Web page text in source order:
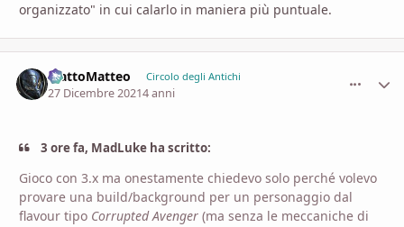
organizzato" in cui calarlo in maniera più puntuale.
MattoMatteo Circolo degli Antichi
27 Dicembre 20214 anni
3 ore fa, MadLuke ha scritto:
Gioco con 3.x ma onestamente chiedevo solo perché volevo
provare una build/background per un personaggio dal
flavour tipo Corrupted Avenger (ma senza le meccaniche di